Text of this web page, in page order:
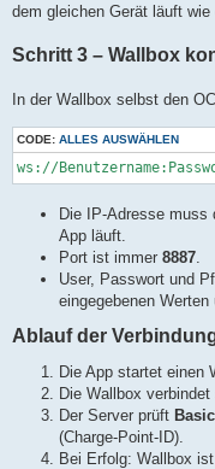
dem gleichen Gerät läuft wie
Schritt 3 – Wallbox
In der Wallbox selbst den
CODE: ALLES AUSWÄHLEN
ws://
Die IP-Adresse muss
App läuft.
Port ist immer 8887
User, Passwort und
eingegebenen Werten
Ablauf der
Die App startet einen
Die Wallbox
Der Server prüft
(Charge-Point-ID).
Bei Erfolg: Wallbox